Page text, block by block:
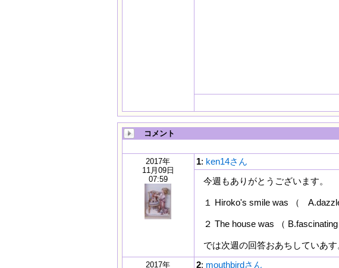
コメント
2017年
11月09日
07:59
1: ken14さん
今週もありがとうございます。
１ Hiroko's smile was （
２ The house was （
では次週の回答おあちしていあす
2017年
2: mouthbirdさん